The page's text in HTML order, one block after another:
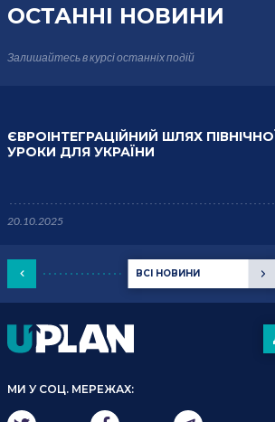
ОСТАННІ НОВИНИ
Залишайтесь в курсіостанніх подій
ВСІ НОВИНИ
ЄВРОІНТЕГРАЦІЙНИЙ ШЛЯХ
УРОКИ ДЛЯ УКРАЇНИ
20.10.2025
МИ У СОЦ. МЕРЕЖАХ: